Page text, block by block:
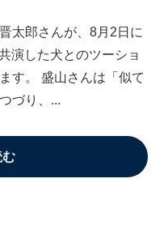
太郎さんが、8月2日に
演した犬とのツーショ
す。 盛山さんは「似て
づり、...
む